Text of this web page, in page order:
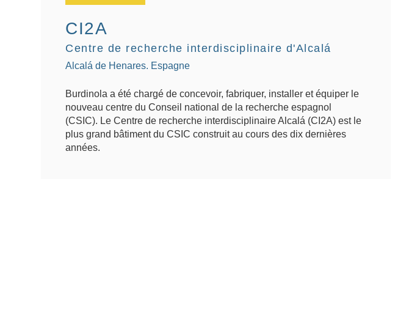
CI2A
Centre de recherche interdisciplinaire d'Alcalá
Alcalá de Henares. Espagne
Burdinola a été chargé de concevoir, fabriquer, installer et équiper le
nouveau centre du Conseil national de la recherche espagnol
(CSIC). Le Centre de recherche interdisciplinaire Alcalá (CI2A) est le
plus grand bâtiment du CSIC construit au cours des dix dernières
années.